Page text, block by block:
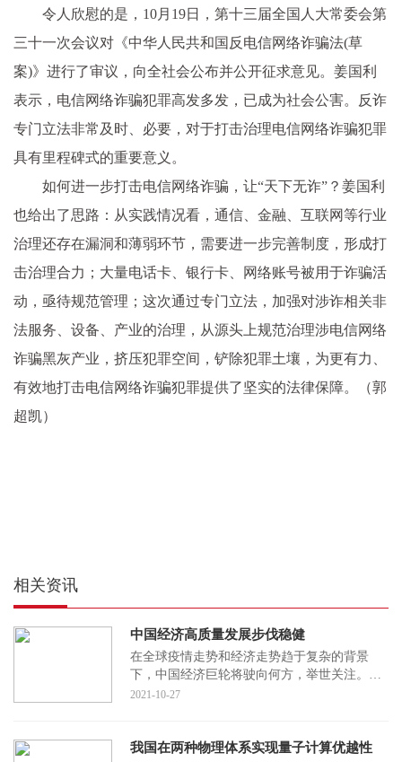
令人欣慰的是，10月19日，第十三届全国人大常委会第
三十一次会议对《中华人民共和国反电信网络诈骗法(草
案)》进行了审议，向全社会公布并公开征求意见。姜国利
表示，电信网络诈骗犯罪高发多发，已成为社会公害。反诈
专门立法非常及时、必要，对于打击治理电信网络诈骗犯罪
具有里程碑式的重要意义。
如何进一步打击电信网络诈骗，让“天下无诈”？姜国利
也给出了思路：从实践情况看，通信、金融、互联网等行业
治理还存在漏洞和薄弱环节，需要进一步完善制度，形成打
击治理合力；大量电话卡、银行卡、网络账号被用于诈骗活
动，亟待规范管理；这次通过专门立法，加强对涉诈相关非
法服务、设备、产业的治理，从源头上规范治理涉电信网络
诈骗黑灰产业，挤压犯罪空间，铲除犯罪土壤，为更有力、
有效地打击电信网络诈骗犯罪提供了坚实的法律保障。（郭
超凯）
相关资讯
中国经济高质量发展步伐稳健
在全球疫情走势和经济走势趋于复杂的背景
下，中国经济巨轮将驶向何方，举世关注。
2020年10月26日至29日，党的十九届五中全会
2021-10-27
我国在两种物理体系实现量子计算优越性